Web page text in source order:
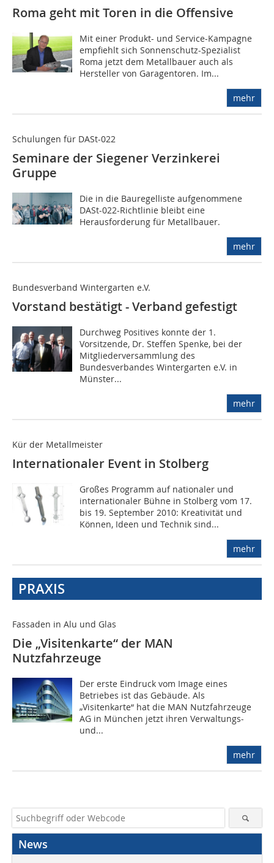
Roma geht mit Toren in die Offensive
Mit einer Produkt- und Service-Kampagne
empfiehlt sich Sonnenschutz-Spezialist
Roma jetzt dem Metallbauer auch als
Hersteller von Garagentoren. Im...
mehr
Schulungen für DASt-022
Seminare der Siegener Verzinkerei
Gruppe
Die in die Bauregelliste aufgenommene
DASt-022-Richtlinie bleibt eine
Herausforderung für Metallbauer.
mehr
Bundesverband Wintergarten e.V.
Vorstand bestätigt - Verband gefestigt
Durchweg Positives konnte der 1.
Vorsitzende, Dr. Steffen Spenke, bei der
Mitgliederversammlung des
Bundesverbandes Wintergarten e.V. in
Münster...
mehr
Kür der Metallmeister
Internationaler Event in Stolberg
Großes Programm auf nationaler und
internationaler Bühne in Stolberg vom 17.
bis 19. September 2010: Kreativität und
Können, Ideen und Technik sind...
mehr
PRAXIS
Fassaden in Alu und Glas
Die „Visitenkarte“ der MAN
Nutzfahrzeuge
Der erste Eindruck vom Image eines
Betriebes ist das Gebäude. Als
„Visitenkarte“ hat die MAN Nutzfahrzeuge
AG in München jetzt ihren Verwaltungs-
und...
mehr
News